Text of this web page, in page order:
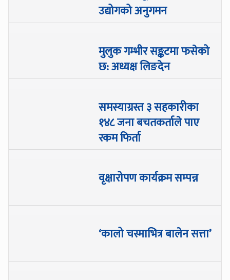
उद्योगको अनुगमन
मुलुक गम्भीर सङ्कटमा फसेको
छ: अध्यक्ष लिङदेन
समस्याग्रस्त ३ सहकारीका
१४८ जना बचतकर्ताले पाए
रकम फिर्ता
वृक्षारोपण कार्यक्रम सम्पन्न
‘कालो चस्माभित्र बालेन सत्ता’